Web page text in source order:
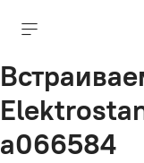
a066584